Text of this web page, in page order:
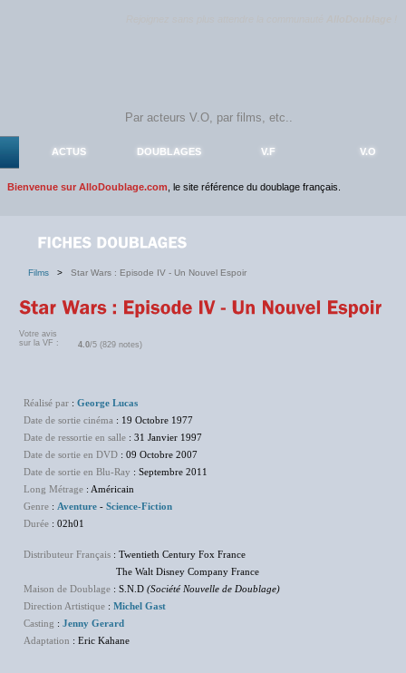
ACTUS DOUBLAGES V.F V.O
Bienvenue sur AlloDoublage.com , le site référence du doublage français.
Films > Star Wars : Episode IV - Un Nouvel Espoir
Votre avis
sur la VF :
4.0/5 (829 notes)
Réalisé par : George Lucas
Date de sortie cinéma : 19 Octobre 1977
Date de ressortie en salle : 31 Janvier 1997
Date de sortie en DVD : 09 Octobre 2007
Date de sortie en Blu-Ray : Septembre 2011
Long Métrage : Américain
Genre : Aventure - Science-Fiction
Durée : 02h01
Distributeur Français : Twentieth Century Fox France
The Walt Disney Company France
Maison de Doublage : S.N.D (Société Nouvelle de Doublage)
Direction Artistique : Michel Gast
Casting : Jenny Gerard
Adaptation : Eric Kahane